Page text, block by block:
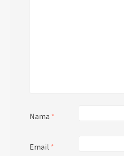
Nama *
Email *